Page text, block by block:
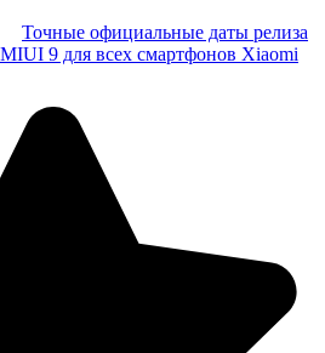
Точные официальные даты релиза
9 для всех смартфонов Xiaomi